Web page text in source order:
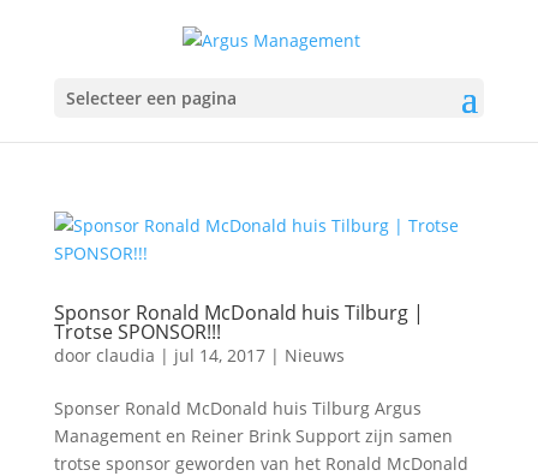
Selecteer een pagina
Sponsor Ronald McDonald huis Tilburg |
Trotse SPONSOR!!!
door claudia | jul 14, 2017| Nieuws
Sponser Ronald McDonald huis Tilburg Argus
Management en Reiner Brink Support zijn samen
trotse sponsor geworden van het Ronald McDonald